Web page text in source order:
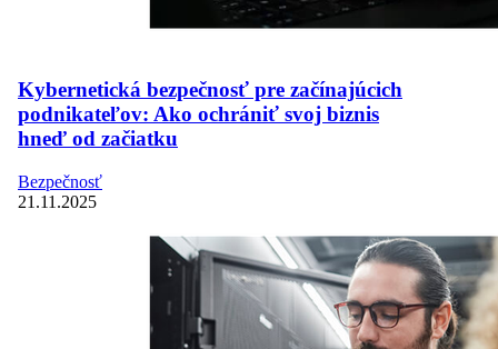
Kybernetická bezpečnosť pre začínajúcich
podnikateľov: Ako ochrániť svoj biznis
hneď od začiatku
Bezpečnosť
21.11.2025